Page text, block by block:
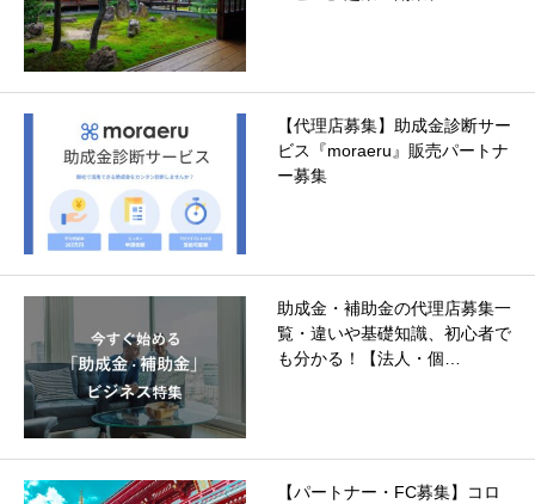
【代理店募集】助成金診断サー
ビス『moraeru』販売パートナ
ー募集
助成金・補助金の代理店募集一
覧・違いや基礎知識、初心者で
も分かる！【法人・個…
【パートナー・FC募集】コロ